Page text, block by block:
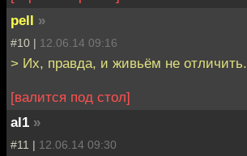
pell »
#10 | 12.06.14 09:16
> Их, правда, и живьём не отличить.
[валится под стол]
al1 »
#11 | 12.06.14 09:30